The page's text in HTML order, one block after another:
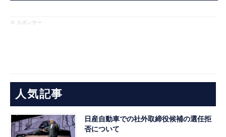
※ スポンサー
人気記事
日産自動車での社外取締役候補の選任拒
否について